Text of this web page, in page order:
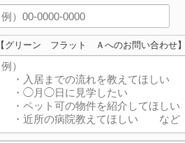
【グリーン フラット Ａへのお問い合わせ】